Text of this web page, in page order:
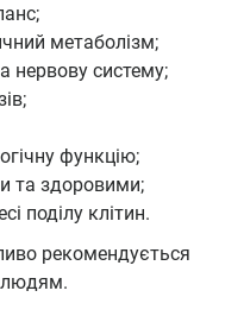
метаболізм;
нервову систему;
функцію;
та здоровими;
поділу клітин.
рекомендується
людям.